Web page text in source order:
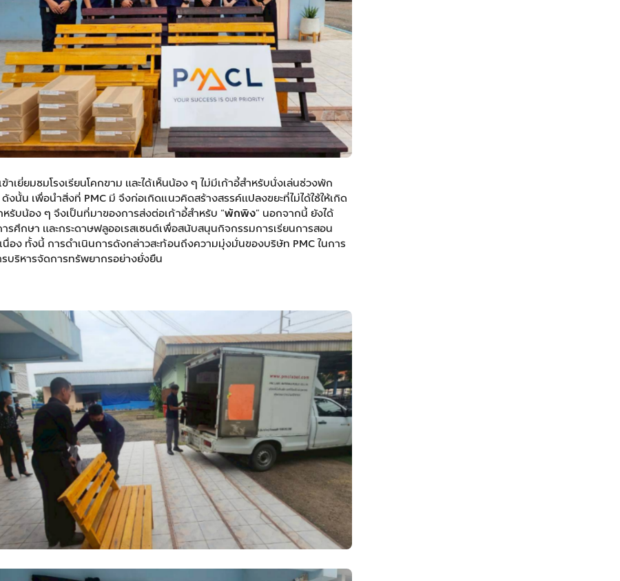
ข้าเยี่ยมชมโรงเรียนโคกขาม และได้เห็นน้อง ๆ ไม่มีเก้าอี้สำหรับนั่งเล่นช่วงพัก
งนั้น เพื่อนำสิ่งที่ PMC มี จึงก่อเกิดแนวคิดสร้างสรรค์แปลงขยะที่ไม่ได้ใช้ให้เกิด
รับน้อง ๆ จึงเป็นที่มาของการส่งต่อเก้าอี้สำหรับ “พักพิง” นอกจากนี้ ยังได้
รศึกษา และกระดาษฟลูออเรสเซนต์เพื่อสนับสนุนกิจกรรมการเรียนการสอน
นื่อง ทั้งนี้ การดำเนินการดังกล่าวสะท้อนถึงความมุ่งมั่นของบริษัท PMC ในการ
บริหารจัดการทรัพยากรอย่างยั่งยืน